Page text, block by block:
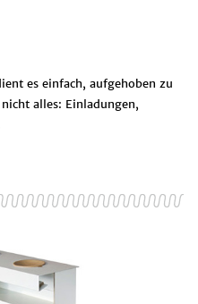
es einfach, aufgehoben zu
alles: Einladungen,